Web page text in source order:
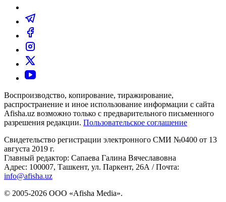
Воспроизводство, копирование, тиражирование,
распространение и иное использование информации с сайта
Afisha.uz возможно только с предварительного письменного
разрешения редакции. Пользовательское соглашение
Свидетельство регистрации электронного СМИ №0400 от 13
августа 2019 г.
Главный редактор: Сапаева Галина Вячеславовна
Адрес: 100007, Ташкент, ул. Паркент, 26А / Почта:
info@afisha.uz
© 2005-2026 ООО «Afisha Media».